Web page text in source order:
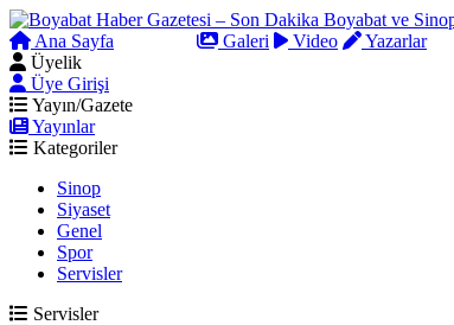
Ana Sayfa Galeri Video
Yazarlar
Üyelik
Üye Girişi
Yayın/Gazete
Yayınlar
Kategoriler
Sinop
Siyaset
Genel
Spor
Servisler
Servisler